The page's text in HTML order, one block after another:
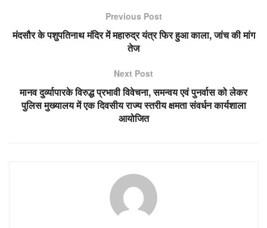
Previous Post
मंदसौर के पशुपतिनाथ मंदिर में महारुद्र यंत्र फिर हुआ काला, जांच की मांग
तेज
Next Post
मानव दुर्व्‍यापारके विरुद्ध प्रभावी विवेचना, समन्वय एवं पुनर्वास को लेकर
पुलिस मुख्यालय में एक दिवसीय राज्य स्तरीय क्षमता संवर्धन कार्यशाला
आयोजित